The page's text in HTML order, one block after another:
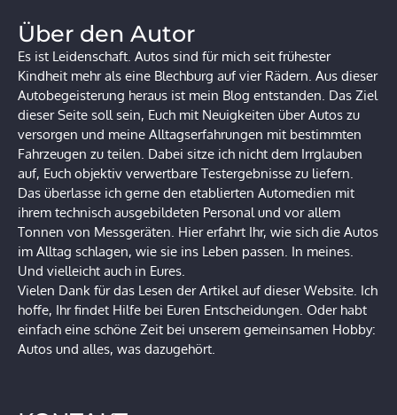
Über den Autor
Es ist Leidenschaft. Autos sind für mich seit frühester
Kindheit mehr als eine Blechburg auf vier Rädern. Aus dieser
Autobegeisterung heraus ist mein Blog entstanden. Das Ziel
dieser Seite soll sein, Euch mit Neuigkeiten über Autos zu
versorgen und meine Alltagserfahrungen mit bestimmten
Fahrzeugen zu teilen. Dabei sitze ich nicht dem Irrglauben
auf, Euch objektiv verwertbare Testergebnisse zu liefern.
Das überlasse ich gerne den etablierten Automedien mit
ihrem technisch ausgebildeten Personal und vor allem
Tonnen von Messgeräten. Hier erfahrt Ihr, wie sich die Autos
im Alltag schlagen, wie sie ins Leben passen. In meines.
Und vielleicht auch in Eures.
Vielen Dank für das Lesen der Artikel auf dieser Website. Ich
hoffe, Ihr findet Hilfe bei Euren Entscheidungen. Oder habt
einfach eine schöne Zeit bei unserem gemeinsamen Hobby:
Autos und alles, was dazugehört.